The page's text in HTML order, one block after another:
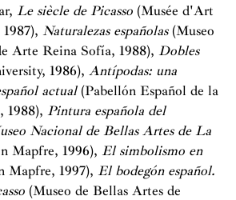
Le siècle de Picasso (Musée d'Art
Naturalezas españolas(Museo
Arte Reina Sofía, 1988), Dobles
1986), Antípodas: una
actual(Pabellón Español de la
1988), Pintura española del
Nacional de Bellas Artes de La
Mapfre, 1996), El simbolismo en
Mapfre, 1997), El bodegón español.
(Museo de Bellas Artes de